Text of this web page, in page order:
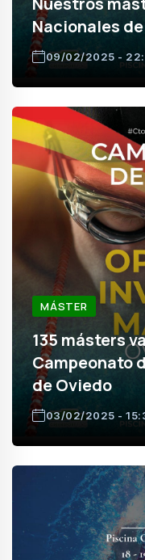
Nacionales
09/02/2025 -
MÁSTER
135 másters
Campeonato
de Oviedo
03/02/2025 -